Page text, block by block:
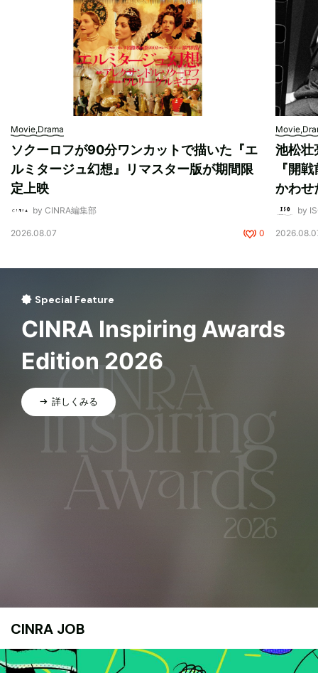
Movie,Drama
ソクーロフが90分ワンカットで描いた『エ
ルミタージュ幻想』リマスター版が期間限
定上映
by CINRA編集部
2026.08.07 0
池松壮
『開
かわせ
by
Special Feature
CINRA Inspiring Awards
Edition 2026
詳しくみる
CINRA JOB